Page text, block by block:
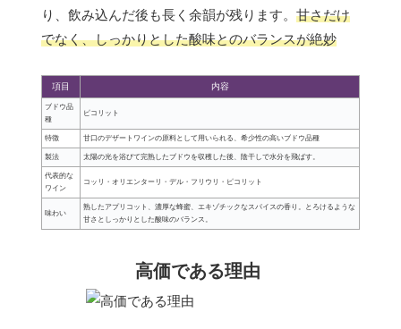
り、飲み込んだ後も長く余韻が残ります。 甘さだけ
でなく、しっかりとした酸味とのバランスが絶妙
項目 内容
ブドウ品
種
ピコリット
特徴 甘口のデザートワインの原料として用いられる、希少性の高いブドウ品種
製法 太陽の光を浴びて完熟したブドウを収穫した後、陰干しで水分を飛ばす。
代表的な
ワイン
コッリ・オリエンターリ・デル・フリウリ・ピコリット
味わい
熟したアプリコット、濃厚な蜂蜜、エキゾチックなスパイスの香り。とろけるような
甘さとしっかりとした酸味のバランス。
高価である理由